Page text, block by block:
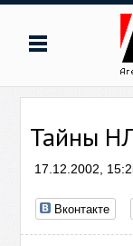
Тайны
17.12.2002,
Вконтакте